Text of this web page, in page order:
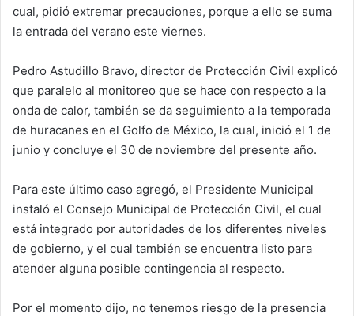
cual, pidió extremar precauciones, porque a ello se suma
la entrada del verano este viernes.
Pedro Astudillo Bravo, director de Protección Civil explicó
que paralelo al monitoreo que se hace con respecto a la
onda de calor, también se da seguimiento a la temporada
de huracanes en el Golfo de México, la cual, inició el 1 de
junio y concluye el 30 de noviembre del presente año.
Para este último caso agregó, el Presidente Municipal
instaló el Consejo Municipal de Protección Civil, el cual
está integrado por autoridades de los diferentes niveles
de gobierno, y el cual también se encuentra listo para
atender alguna posible contingencia al respecto.
Por el momento dijo, no tenemos riesgo de la presencia